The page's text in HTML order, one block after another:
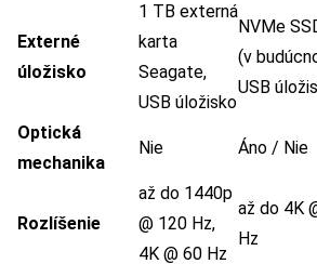
Externé
úložisko
1 TB externá
karta
Seagate,
USB úložisko
NVMe
(v
USB
Optická
mechanika
Nie Áno / Nie
Rozlíšenie
až do 1440p
@ 120 Hz,
4K @ 60 Hz
až do 4K
Hz